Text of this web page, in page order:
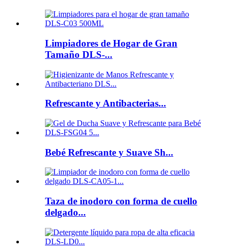
Limpiadores de Hogar de Gran
Tamaño DLS-...
Refrescante y Antibacterias...
Bebé Refrescante y Suave Sh...
Taza de inodoro con forma de cuello
delgado...